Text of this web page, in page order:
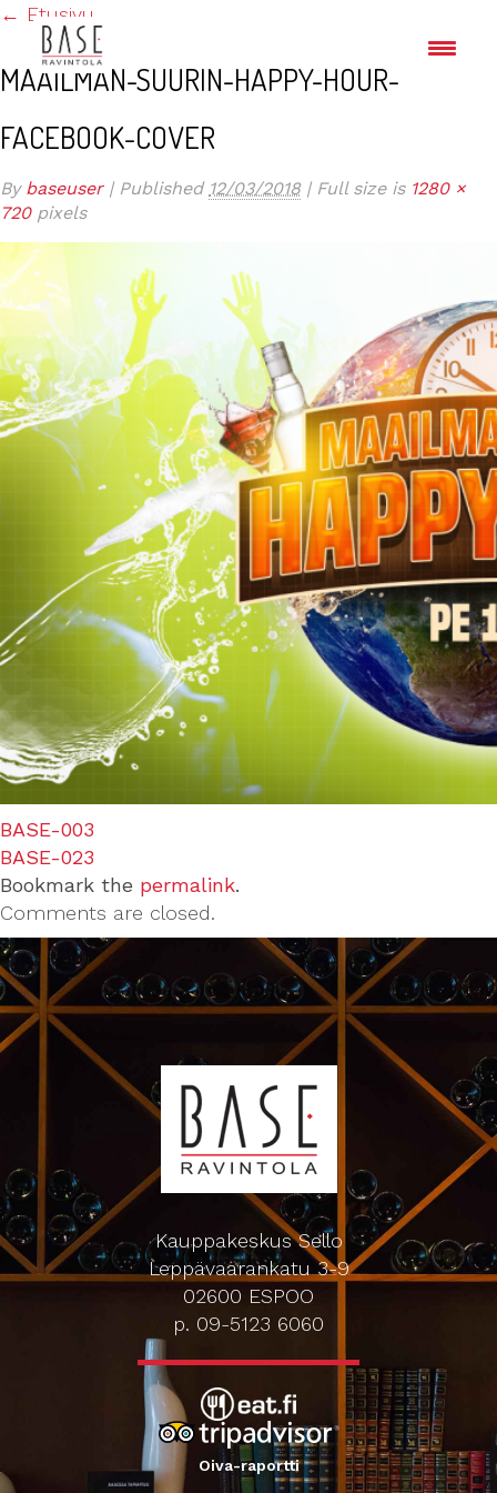
← Etusivu
MAAILMAN-SUURIN-HAPPY-HOUR-
FACEBOOK-COVER
By baseuser | Published 12/03/2018 |Full size is 1280 ×
720pixels
BASE-003
BASE-023
Bookmark the permalink.
Comments are closed.
Kauppakeskus Sello
Leppävaarankatu 3-9
02600 ESPOO
p. 09-5123 6060
Oiva-raportti